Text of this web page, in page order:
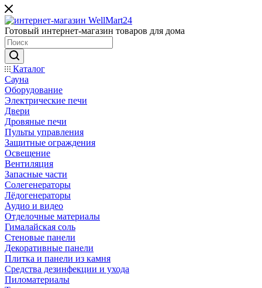
Готовый интернет-магазин товаров для дома
Каталог
Сауна
Оборудование
Электрические печи
Двери
Дровяные печи
Пульты управления
Защитные ограждения
Освещение
Вентиляция
Запасные части
Солегенераторы
Лёдогенераторы
Аудио и видео
Отделочные материалы
Гималайская соль
Стеновые панели
Декоративные панели
Плитка и панели из камня
Средства дезинфекции и ухода
Пиломатериалы